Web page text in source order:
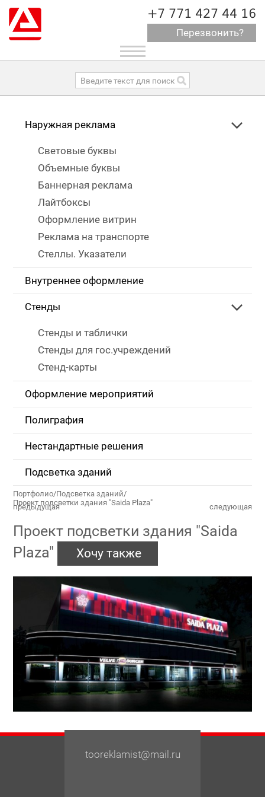
+7 771 427 44 16
Перезвонить?
Toggle
navigation
Наружная реклама
Световые буквы
Объемные буквы
Баннерная реклама
Лайтбоксы
Оформление витрин
Реклама на транспорте
Стеллы. Указатели
Внутреннее оформление
Стенды
Стенды и таблички
Стенды для гос.учреждений
Стенд-карты
Оформление мероприятий
Полиграфия
Нестандартные решения
Подсветка зданий
Портфолио/Подсветка зданий/
Проект подсветки здания "Saida Plaza"
Проект подсветки здания "Saida
Plaza"
Хочу также
предыдущая следующая
tooreklamist@mail.ru